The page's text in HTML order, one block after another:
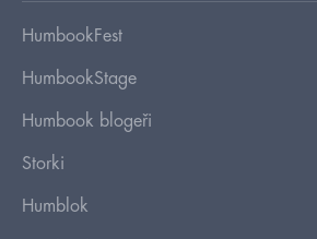
HumbookFest
HumbookStage
Humbook blogeři
Storki
Humblok